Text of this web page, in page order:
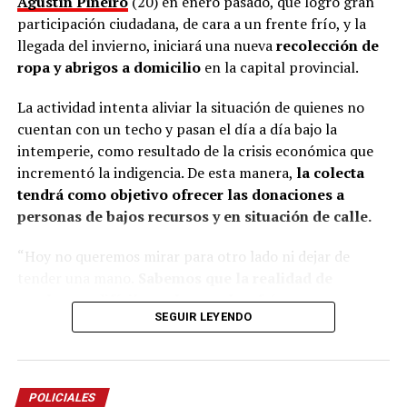
veces no entendemos la cultura del Litoral”, define.
En esa línea, en 2014, Marinoni incluyó alCurupí, el
personaje de la mitología guaraní que tiene un pene
largo y envuelto en su cuerpo, un hecho que significó
una gran polémica en el anfiteatro Mario del Tránsito
Cocomarola, de Corrientes, donde se hacía e festival
chamamecero.
“Las políticas culturales son muy importantes”, apunta
el coreógrafo posadeño al considerar que siempre fue el
Estado el que garantizó las seguridad laboral a los
“Nunca vino una empresa a decirme: Luis, vamos a
poner una compañía para llevarlos afuera. Siempre el
Estado estuvo para garantizar espacios para la
participación ciudadana, de cara a un frente frío, y la
llegada del invierno, iniciará una nuevarecolección de
ropa y abrigos a domicilioen la capital provincial.
La actividad intenta aliviar la situación de quienes no
cuentan con un techo y pasan el día a día bajo la
intemperie, como resultado de la crisis económica que
incrementó la indigencia. De esta manera, la colecta
tendrá como objetivo ofrecer las donaciones a
personas de bajos recursos y en situación de calle.
“Hoy no queremos mirar para otro lado ni dejar de
muchos es difícil, que hay noches frías, mesas
vacías y corazones que necesitan un poco de
sincero: las ganas de estar presentes, de no ser
indiferentes y de hacer algo, por más pequeño que
SEGUIR LEYENDO
POLICIALES